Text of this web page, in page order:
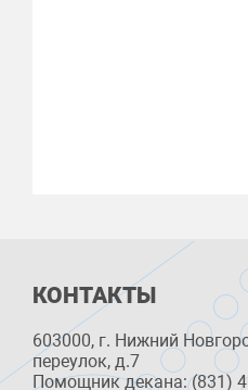
КОНТАКТЫ
603000, г. Нижний
переулок, д.7
Помощник декана: (831)